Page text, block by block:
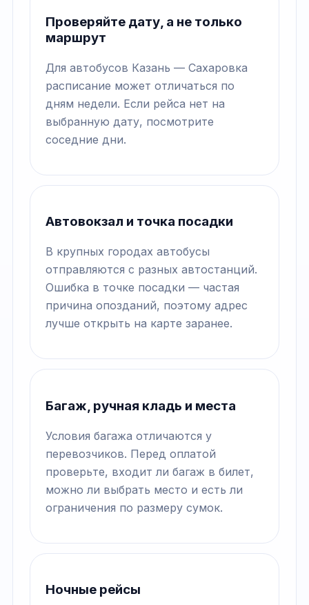
Проверяйте дату, а не только
маршрут
Для автобусов Казань — Сахаровка
расписание может отличаться по
дням недели. Если рейса нет на
выбранную дату, посмотрите
соседние дни.
Автовокзал и точка посадки
В крупных городах автобусы
отправляются с разных автостанций.
Ошибка в точке посадки — частая
причина опозданий, поэтому адрес
лучше открыть на карте заранее.
Багаж, ручная кладь и места
Условия багажа отличаются у
перевозчиков. Перед оплатой
проверьте, входит ли багаж в билет,
можно ли выбрать место и есть ли
ограничения по размеру сумок.
Ночные рейсы